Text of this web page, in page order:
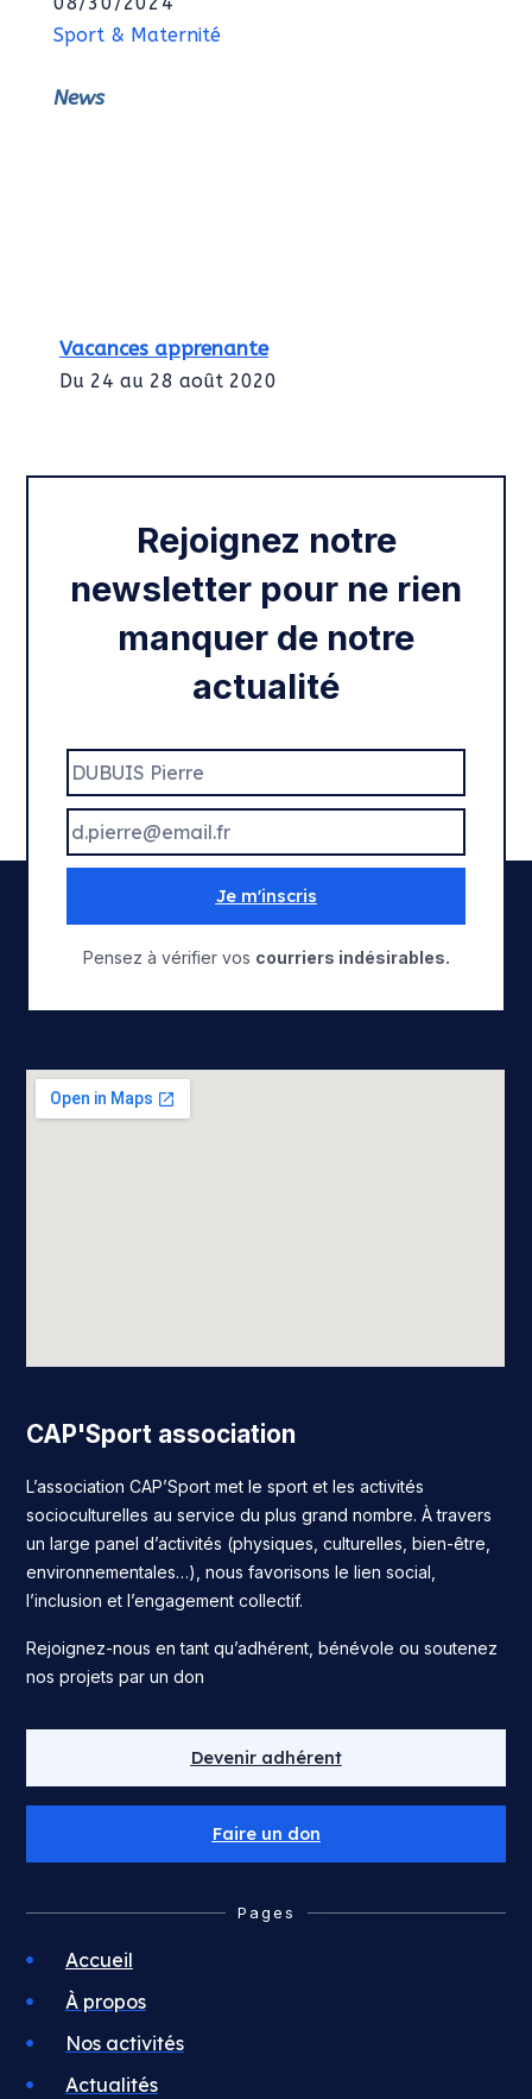
Sport & Maternité
News
Vacances apprenante
Du 24 au 28 août 2020
Rentrée 2020
Rejoignez notre
newsletter pour ne rien
manquer de notre
actualité
Je m'inscris
Pensez à vérifier vos courriers indésirables.
CAP'Sport association
L’association CAP’Sport met le sport et les activités
socioculturelles au service du plus grand nombre. À travers
un large panel d’activités (physiques, culturelles, bien-être,
environnementales…), nous favorisons le lien social,
l’inclusion et l’engagement collectif.
Rejoignez-nous en tant qu’adhérent, bénévole ou soutenez
nos projets par un don
Devenir adhérent
Faire un don
Pages
Accueil
À propos
Nos activités
Actualités